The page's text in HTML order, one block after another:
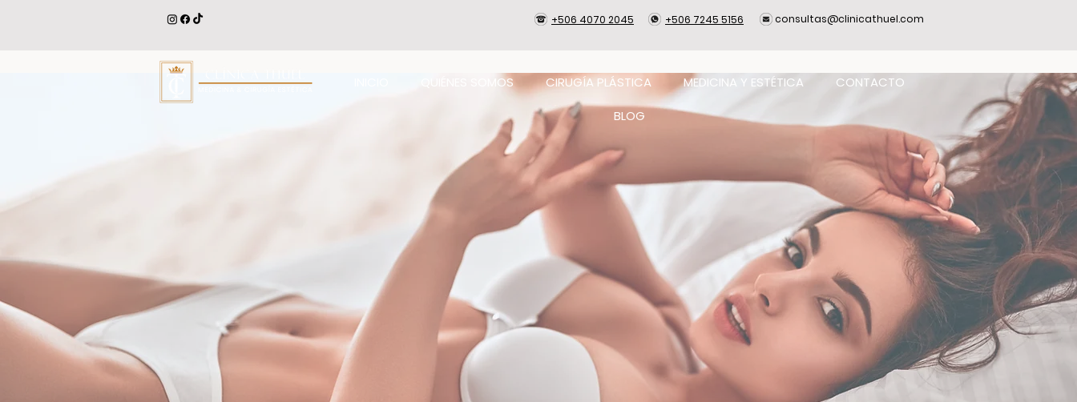
+506 4070 2045 +506 7245 5156 consultas@clinicathuel.com
QUIÉNES SOMOS CIRUGÍA PLÁSTICA MEDICINA Y ESTÉTICA
CONTACTO
BLOG